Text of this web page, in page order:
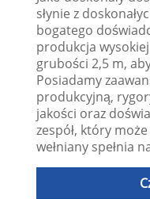
słynie z
bogatego
produkcja
grubości 2,5 m,
Posiadamy
produkcyjną,
jakości oraz
zespół, który
wełniany spełnia